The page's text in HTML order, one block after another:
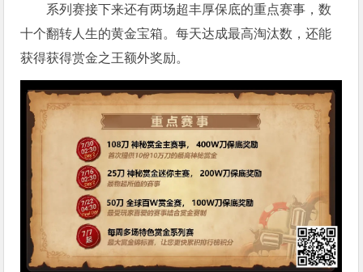
系列赛接下来还有两场超丰厚保底的重点赛事，数
十个翻转人生的黄金宝箱。每天达成最高淘汰数，还能
获得获得赏金之王额外奖励。